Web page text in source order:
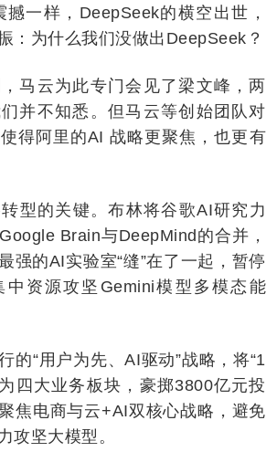
一样，DeepSeek的横空出世，
：为什么我们没做出DeepSeek？
云为此专门会见了梁文峰，两
并不知悉。但马云等创始团队对
得阿里的AI 战略更聚焦，也更有
的关键。布林将谷歌AI研究力
Brain与DeepMind的合并，
强的AI实验室“缝”在了一起，暂停
中资源攻坚Gemini模型多模态能
“用户为先、AI驱动”战略，将“1
四大业务板块，豪掷3800亿元投
焦电商与云+AI双核心战略，避免
攻坚大模型。